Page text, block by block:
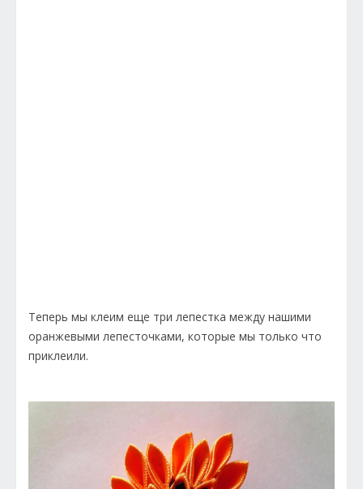
Теперь мы клеим еще три лепестка между нашими
оранжевыми лепесточками, которые мы только что
приклеили.